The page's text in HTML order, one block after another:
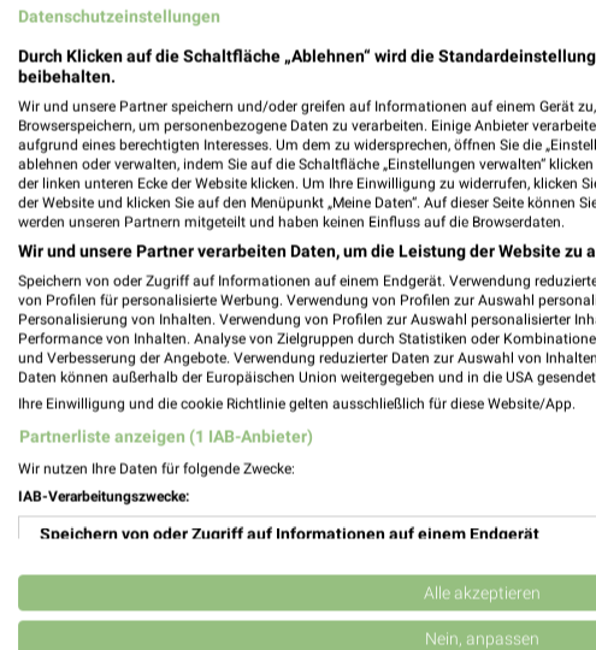
WEIN
Datenschutzeinstellungen
Durch Klicken auf die Schaltfläche „Ablehnen“ wird die
beibehalten.
Wir und unsere Partner speichern und/oder greifen auf Informationen auf einem Gerät
Browserspeichern, um personenbezogene Daten zu verarbeiten. Einige Anbieter
aufgrund eines berechtigten Interesses. Um dem zu widersprechen, öffnen Sie die
ablehnen oder verwalten, indem Sie auf die Schaltfläche „Einstellungen verwalten“
der linken unteren Ecke der Website klicken. Um Ihre Einwilligung zu widerrufen, klicken
der Website und klicken Sie auf den Menüpunkt „Meine Daten“. Auf dieser Seite können
werden unseren Partnern mitgeteilt und haben keinen Einfluss auf die Browserdaten.
Wir und unsere Partner verarbeiten Daten, um die Leistung der Website zu
Speichern von oder Zugriff auf Informationen auf einem Endgerät. Verwendung
von Profilen für personalisierte Werbung. Verwendung von Profilen zur Auswahl
Personalisierung von Inhalten. Verwendung von Profilen zur Auswahl personalisierter
Performance von Inhalten. Analyse von Zielgruppen durch Statistiken oder
und Verbesserung der Angebote. Verwendung reduzierter Daten zur Auswahl von
Daten können außerhalb der Europäischen Union weitergegeben und in die USA
Ihre Einwilligung und die cookie Richtlinie gelten ausschließlich für diese Website/App.
Partnerliste anzeigen (1 IAB-Anbieter)
Wir nutzen Ihre Daten für folgende Zwecke:
IAB-Verarbeitungszwecke:
Speichern von oder Zugriff auf Informationen auf einem Endgerät
Verwendung reduzierter Daten zur Auswahl von Werbeanzeigen
Erstellung von Profilen für personalisierte Werbung
Alle akzeptieren
Nein, anpassen